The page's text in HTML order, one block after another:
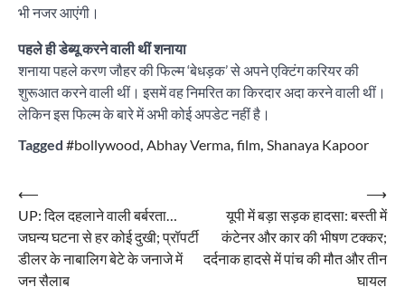
भी नजर आएंगी।
पहले ही डेब्यू करने वाली थीं शनाया
शनाया पहले करण जौहर की फिल्म ‘बेधड़क’ से अपने एक्टिंग करियर की
शुरूआत करने वाली थीं। इसमें वह निमरित का किरदार अदा करने वाली थीं।
लेकिन इस फिल्म के बारे में अभी कोई अपडेट नहीं है।
Tagged #bollywood, Abhay Verma, film, Shanaya Kapoor
Post
navigation
⟵
UP: दिल दहलाने वाली बर्बरता…
जघन्य घटना से हर कोई दुखी; प्रॉपर्टी
डीलर के नाबालिग बेटे के जनाजे में
जन सैलाब
यूपी में बड़ा सड़क हादसा: बस्ती में
कंटेनर और कार की भीषण टक्कर;
दर्दनाक हादसे में पांच की मौत और तीन
घायल
⟶